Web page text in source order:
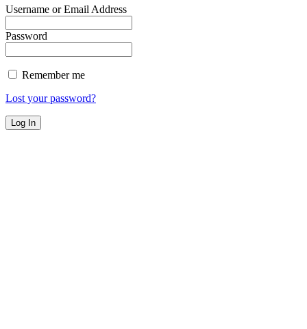
Username or Email Address
Password
Remember me
Lost your password?